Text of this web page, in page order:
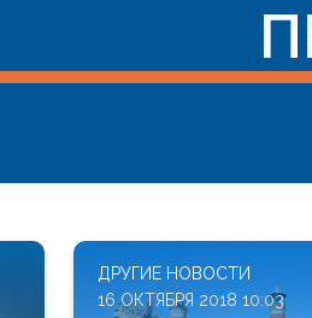
ДРУГИЕ НОВОСТИ
16 ОКТЯБРЯ 2018 10:03